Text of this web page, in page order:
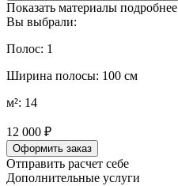
Показать материалы подробнее
Вы выбрали:
Полос: 1
Ширина полосы: 100 см
м²: 14
12 000 ₽
Оформить заказ
Отправить расчет себе
Дополнительные услуги